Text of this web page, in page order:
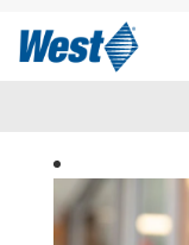
Affairs_RS